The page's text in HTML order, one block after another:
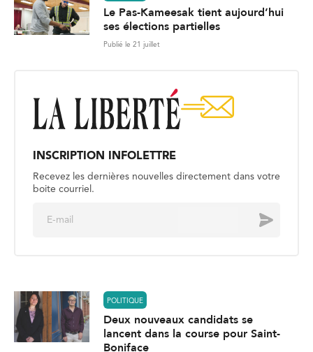
Le Pas-Kameesak tient aujourd’hui
ses élections partielles
Publié le 21 juillet
INSCRIPTION INFOLETTRE
Recevez les dernières nouvelles directement dans votre
boite courriel.
Envoyer
POLITIQUE
Deux nouveaux candidats se
lancent dans la course pour Saint-
Boniface